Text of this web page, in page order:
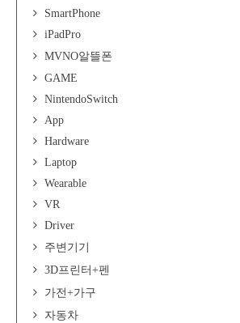
SmartPhone
iPadPro
MVNO알뜰폰
GAME
NintendoSwitch
App
Hardware
Laptop
Wearable
VR
Driver
주변기기
3D프린터+펜
가전+가구
자동차